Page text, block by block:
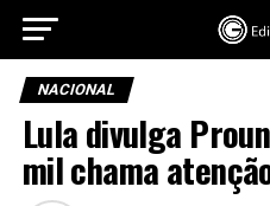
NACIONAL
Lula divulga
mil chama